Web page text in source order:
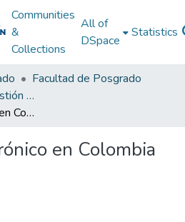
Communities
&
Collections
All of
DSpace
Statistics
Facultad de Posgrado
Especialización en Gestión Pública
Gobierno electrónico en Colombia
en Colombia